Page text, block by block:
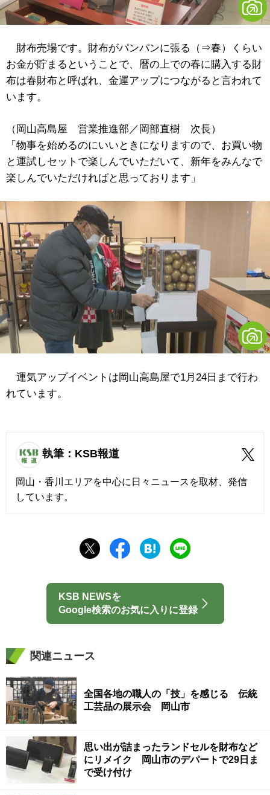
財布売場です。財布がパンパンに張る（⇒春）くらい
お金が貯まるということで、暦の上での春に購入する財
布は春財布と呼ばれ、金運アップにつながると言われて
います。
（岡山高島屋 営業推進部／岡部直樹 次長）
「物事を始めるのにいいときになりますので、お買い物
と運試しセットで楽しんでいただいて、新年をみんなで
楽しんでいただければと思っております」
運気アップイベントは岡山高島屋で1月24日まで行わ
れています。
執筆：KSB報道
岡山・香川エリアを中心に日々ニュースを取材、発信
しています。
KSB NEWSを
Google検索のお気に入りに登録
関連ニュース
全国各地の職人の「技」を感じる 伝統
工芸品の展示会 岡山市
思い出が詰まったランドセルを財布など
にリメイク 岡山市のデパートで29日ま
で受け付け